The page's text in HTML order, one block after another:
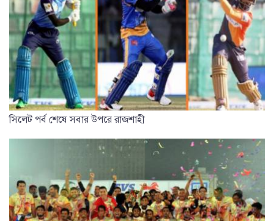
সিলেট পর্ব শেষে সবার উপরে রাজশাহী